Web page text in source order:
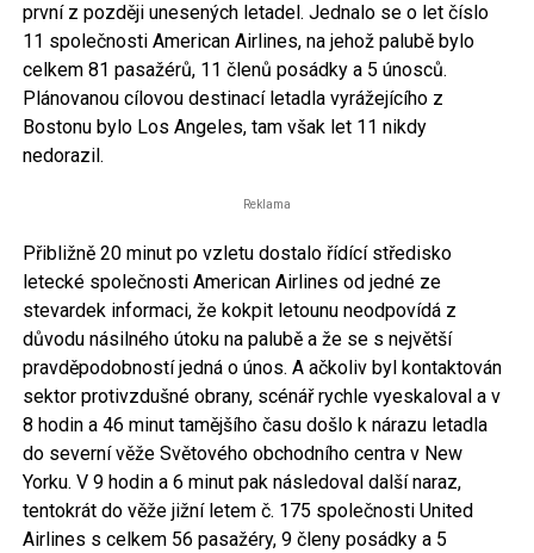
první z později unesených letadel. Jednalo se o let číslo
11 společnosti American Airlines, na jehož palubě bylo
celkem 81 pasažérů, 11 členů posádky a 5 únosců.
Plánovanou cílovou destinací letadla vyrážejícího z
Bostonu bylo Los Angeles, tam však let 11 nikdy
nedorazil.
Reklama
Přibližně 20 minut po vzletu dostalo řídící středisko
letecké společnosti American Airlines od jedné ze
stevardek informaci, že kokpit letounu neodpovídá z
důvodu násilného útoku na palubě a že se s největší
pravděpodobností jedná o únos. A ačkoliv byl kontaktován
sektor protivzdušné obrany, scénář rychle vyeskaloval a v
8 hodin a 46 minut tamějšího času došlo k nárazu letadla
do severní věže Světového obchodního centra v New
Yorku. V 9 hodin a 6 minut pak následoval další naraz,
tentokrát do věže jižní letem č. 175 společnosti United
Airlines s celkem 56 pasažéry, 9 členy posádky a 5